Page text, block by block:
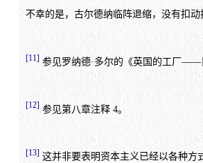
不幸的是，古尔德纳临阵退缩，没有扣动
[11] 参见罗纳德·多尔的《英国的工厂——
[12] 参见第八章注释 4。
[13] 这并非要表明资本主义已经以各种方